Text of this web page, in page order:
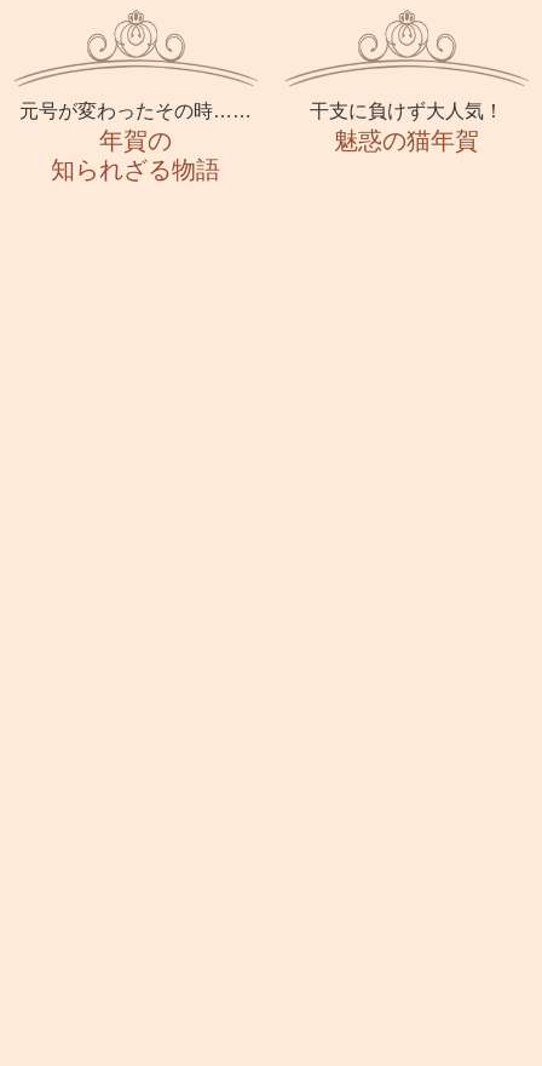
元号が変わったその時……
年賀の
知られざる物語
干支に負けず大人気！
魅惑の猫年賀